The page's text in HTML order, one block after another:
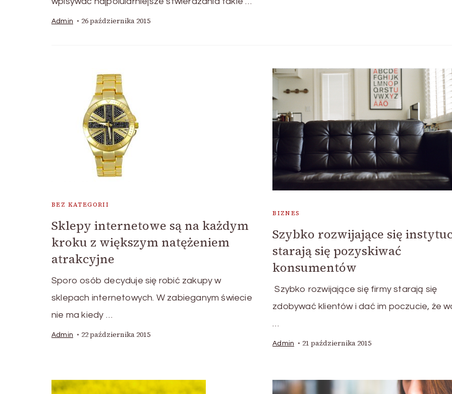
Admin 26 października 2015
BEZ KATEGORII
Sklepy internetowe są na każdym
kroku z większym natężeniem
atrakcyjne
Sporo osób decyduje się robić zakupy w
sklepach internetowych. W zabieganym świecie
nie ma kiedy …
Admin 22 października 2015
BIZNES
Szybko rozwijające się
starają się pozyskiwać
konsumentów
Szybko rozwijające się firmy starają się
zdobywać klientów i dać im poczucie, że
…
Admin 21 października 2015